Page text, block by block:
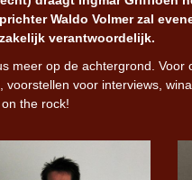
Waldo Volmer zal
verantwoordelijk.
meer op de achtergrond. Voor
voor interviews,
the rock!